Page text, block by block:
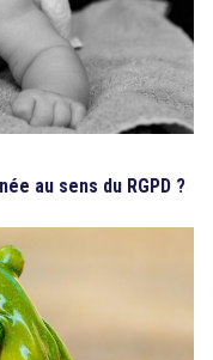
au sens du RGPD ?